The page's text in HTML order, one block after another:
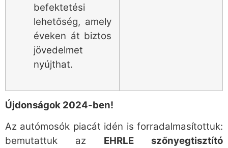
befektetési
lehetőség, amely
éveken át biztos
jövedelmet
nyújthat.
Újdonságok 2024-ben!
Az autómosók piacát idén is forradalmasítottuk:
bemutattuk az EHRLE szőnyegtisztító